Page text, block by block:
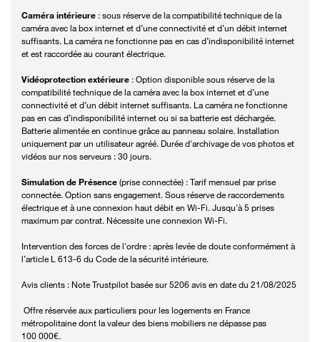
Caméra intérieure : sous réserve de la compatibilité technique de la
caméra avec la box internet et d’une connectivité et d’un débit internet
suffisants. La caméra ne fonctionne pas en cas d’indisponibilité internet
et est raccordée au courant électrique.
Vidéoprotection extérieure : Option disponible sous réserve de la
compatibilité technique de la caméra avec la box internet et d’une
connectivité et d’un débit internet suffisants. La caméra ne fonctionne
pas en cas d’indisponibilité internet ou si sa batterie est déchargée.
Batterie alimentée en continue grâce au panneau solaire. Installation
uniquement par un utilisateur agréé. Durée d'archivage de vos photos et
vidéos sur nos serveurs : 30 jours.
Simulation de Présence (prise connectée) : Tarif mensuel par prise
connectée. Option sans engagement. Sous réserve de raccordements
électrique et à une connexion haut débit en Wi-Fi. Jusqu'à 5 prises
maximum par contrat. Nécessite une connexion Wi-Fi.
Intervention des forces de l'ordre : après levée de doute conformément à
l’article L 613-6 du Code de la sécurité intérieure.
Avis clients : Note Trustpilot basée sur 5206 avis en date du 21/08/2025
Offre réservée aux particuliers pour les logements en France
métropolitaine dont la valeur des biens mobiliers ne dépasse pas
100 000€.